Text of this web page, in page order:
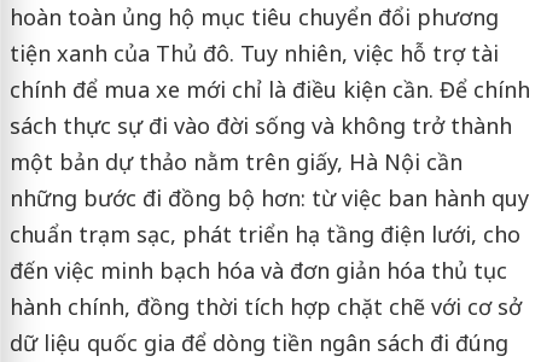
hoàn toàn ủng hộ mục tiêu chuyển đổi phương
tiện xanh của Thủ đô. Tuy nhiên, việc hỗ trợ tài
chính để mua xe mới chỉ là điều kiện cần. Để chính
sách thực sự đi vào đời sống và không trở thành
một bản dự thảo nằm trên giấy, Hà Nội cần
những bước đi đồng bộ hơn: từ việc ban hành quy
chuẩn trạm sạc, phát triển hạ tầng điện lưới, cho
đến việc minh bạch hóa và đơn giản hóa thủ tục
hành chính, đồng thời tích hợp chặt chẽ với cơ sở
dữ liệu quốc gia để dòng tiền ngân sách đi đúng